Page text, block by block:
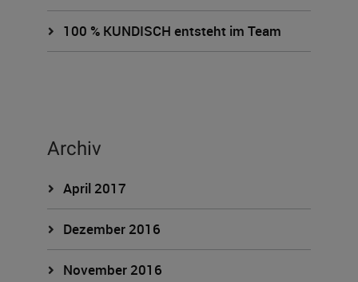
100 % KUNDISCH entsteht im Team
Archiv
April 2017
Dezember 2016
November 2016